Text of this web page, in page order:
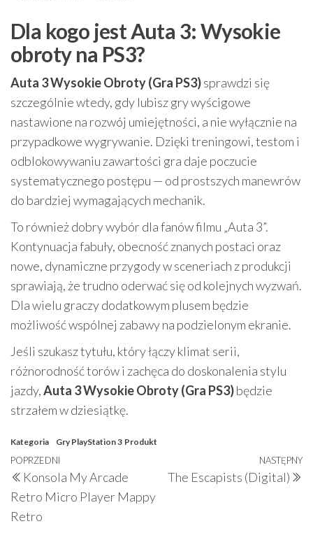
Dla kogo jest Auta 3: Wysokie
obroty na PS3?
Auta 3 Wysokie Obroty (Gra PS3)sprawdzi się
szczególnie wtedy, gdy lubisz gry wyścigowe
nastawione na rozwój umiejętności, a nie wyłącznie na
przypadkowe wygrywanie. Dzięki treningowi, testom i
odblokowywaniu zawartości gra daje poczucie
systematycznego postępu — od prostszych manewrów
do bardziej wymagających mechanik.
To również dobry wybór dla fanów filmu „Auta 3”.
Kontynuacja fabuły, obecność znanych postaci oraz
nowe, dynamiczne przygody w sceneriach z produkcji
sprawiają, że trudno oderwać się od kolejnych wyzwań.
Dla wielu graczy dodatkowym plusem będzie
możliwość wspólnej zabawy na podzielonym ekranie.
Jeśli szukasz tytułu, który łączy klimat serii,
różnorodność torów i zachęca do doskonalenia stylu
jazdy,Auta 3 Wysokie Obroty (Gra PS3)będzie
strzałem w dziesiątkę.
Kategoria Gry PlayStation 3 Produkt
Nawigacja
wpisu
Poprzedni
wpis
POPRZEDNI
Konsola My Arcade
Retro Micro Player Mappy
Retro
NASTĘPNY
The Escapists (Digital)